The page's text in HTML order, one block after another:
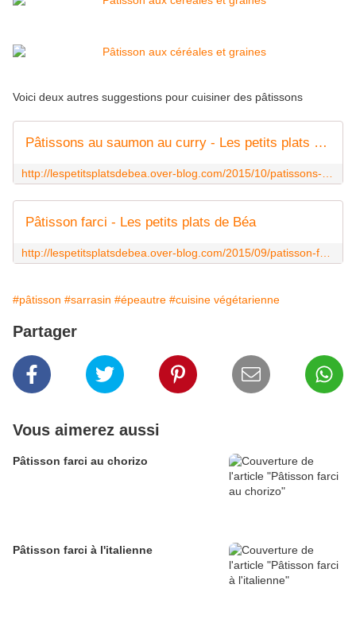
Voici deux autres suggestions pour cuisiner des pâtissons
Pâtissons au saumon au curry - Les petits plats de Béa
Pâtisson farci - Les petits plats de Béa
#pâtisson #sarrasin #épeautre #cuisine végétarienne
Partager
Vous aimerez aussi
Pâtisson farci au chorizo
Pâtisson farci à l'italienne